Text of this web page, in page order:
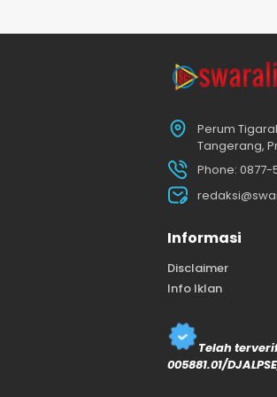
Perum
Tangerang,
Phone: 0877-
Informasi
Disclaimer
Info Iklan
Telah
005881.01/